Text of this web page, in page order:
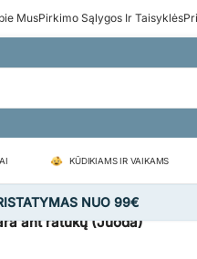
MusPirkimo Sąlygos Ir Taisyklės
KŪDIKIAMS IR VAIKAMS
NUO 99€
ant ratukų (Juoda)